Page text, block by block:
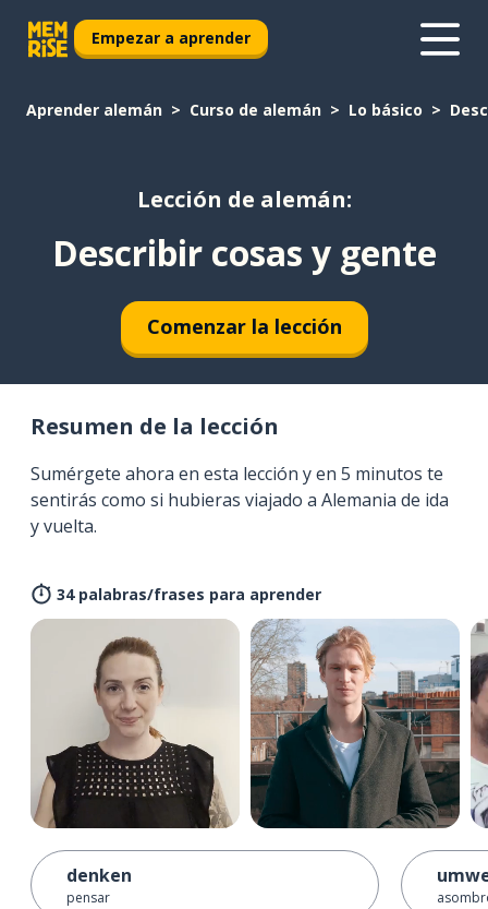
Empezar a aprender
Aprender alemán Curso de alemán Lo básico
Lección de alemán:
Describir cosas y gente
Comenzar la lección
Resumen de la lección
Sumérgete ahora en esta lección y en 5 minutos te
sentirás como si hubieras viajado a Alemania de ida
y vuelta.
34 palabras/frases para aprender
denken
pensar